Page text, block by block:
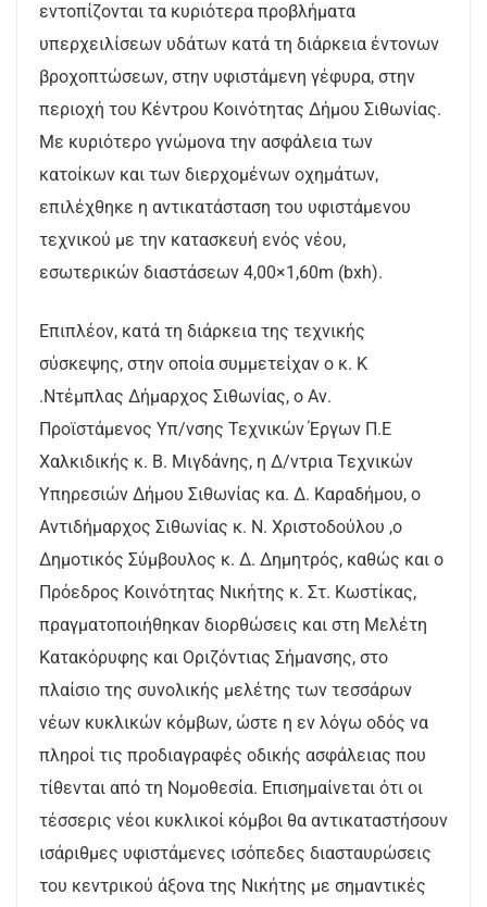
εντοπίζονται τα κυριότερα προβλήματα
υπερχειλίσεων υδάτων κατά τη διάρκεια έντονων
βροχοπτώσεων, στην υφιστάμενη γέφυρα, στην
περιοχή του Κέντρου Κοινότητας Δήμου Σιθωνίας.
Με κυριότερο γνώμονα την ασφάλεια των
κατοίκων και των διερχομένων οχημάτων,
επιλέχθηκε η αντικατάσταση του υφιστάμενου
τεχνικού με την κατασκευή ενός νέου,
εσωτερικών διαστάσεων 4,00×1,60m (bxh).
Επιπλέον, κατά τη διάρκεια της τεχνικής
σύσκεψης, στην οποία συμμετείχαν ο κ. Κ
.Ντέμπλας Δήμαρχος Σιθωνίας, ο Αν.
Προϊστάμενος Υπ/νσης Τεχνικών Έργων Π.Ε
Χαλκιδικής κ. Β. Μιγδάνης, η Δ/ντρια Τεχνικών
Υπηρεσιών Δήμου Σιθωνίας κα. Δ. Καραδήμου, ο
Αντιδήμαρχος Σιθωνίας κ. Ν. Χριστοδούλου ,ο
Δημοτικός Σύμβουλος κ. Δ. Δημητρός, καθώς και ο
Πρόεδρος Κοινότητας Νικήτης κ. Στ. Κωστίκας,
πραγματοποιήθηκαν διορθώσεις και στη Μελέτη
Κατακόρυφης και Οριζόντιας Σήμανσης, στο
πλαίσιο της συνολικής μελέτης των τεσσάρων
νέων κυκλικών κόμβων, ώστε η εν λόγω οδός να
πληροί τις προδιαγραφές οδικής ασφάλειας που
τίθενται από τη Νομοθεσία. Επισημαίνεται ότι οι
τέσσερις νέοι κυκλικοί κόμβοι θα αντικαταστήσουν
ισάριθμες υφιστάμενες ισόπεδες διασταυρώσεις
του κεντρικού άξονα της Νικήτης με σημαντικές